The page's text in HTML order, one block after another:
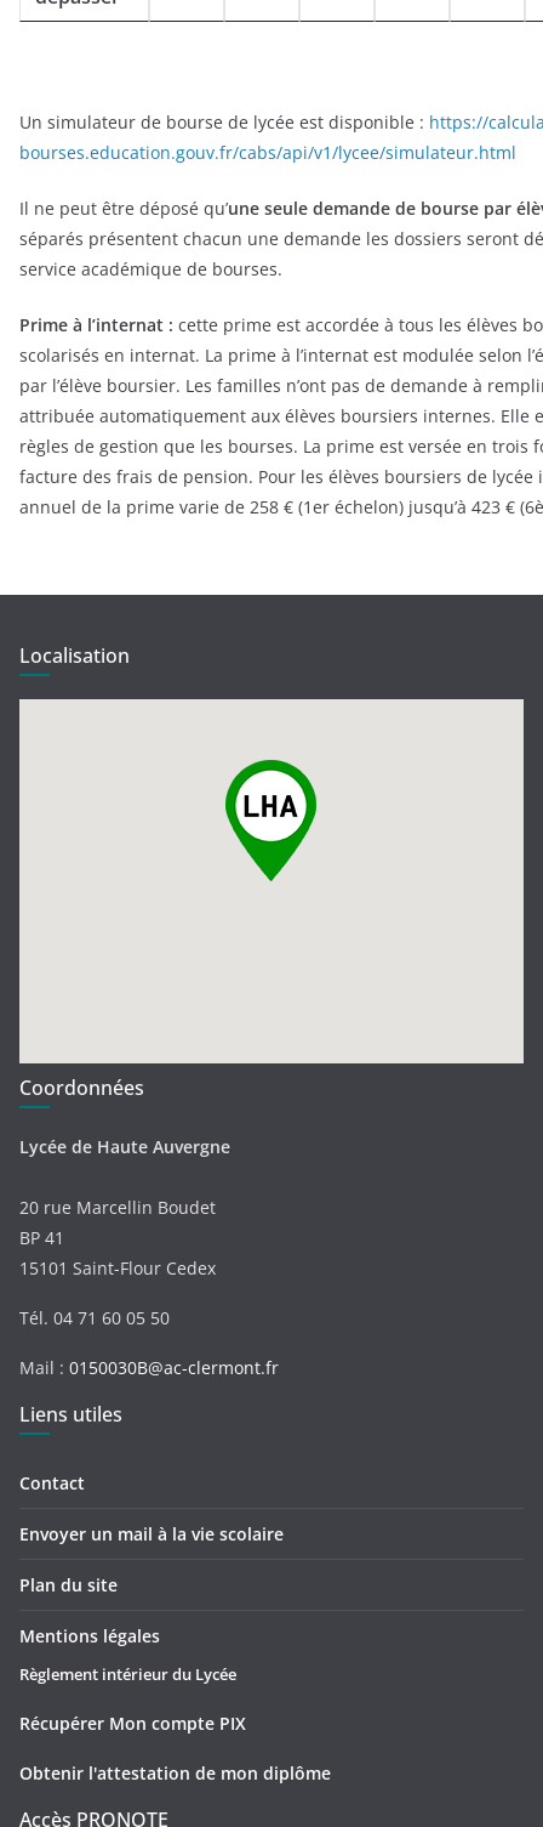
Un simulateur de bourse de lycée est disponible : https://
bourses.education.gouv.fr/cabs/api/v1/lycee/simulateur.html
Il ne peut être déposé qu’une seule demande de bourse par
séparés présentent chacun une demande les dossiers seront
service académique de bourses.
Prime à l’internat : cette prime est accordée à tous les élèves
scolarisés en internat. La prime à l’internat est modulée selon
par l’élève boursier. Les familles n’ont pas de demande à
attribuée automatiquement aux élèves boursiers internes. Elle
règles de gestion que les bourses. La prime est versée en trois
facture des frais de pension. Pour les élèves boursiers de
annuel de la prime varie de 258 € (1er échelon) jusqu’à 423 €
Localisation
Coordonnées
Lycée de Haute Auvergne
20 rue Marcellin Boudet
BP 41
15101 Saint-Flour Cedex
Tél. 04 71 60 05 50
Mail : 0150030B@ac-clermont.fr
Liens utiles
Contact
Envoyer un mail à la vie scolaire
Plan du site
Mentions légales
Règlement intérieur du Lycée
Récupérer Mon compte PIX
Obtenir l'attestation de mon diplôme
Accès PRONOTE